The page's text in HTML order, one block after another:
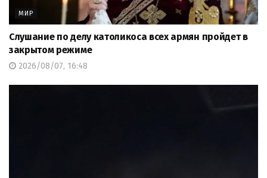
МИР
Слушание по делу католикоса всех армян пройдет в
закрытом режиме
2026/08/07, 16:48